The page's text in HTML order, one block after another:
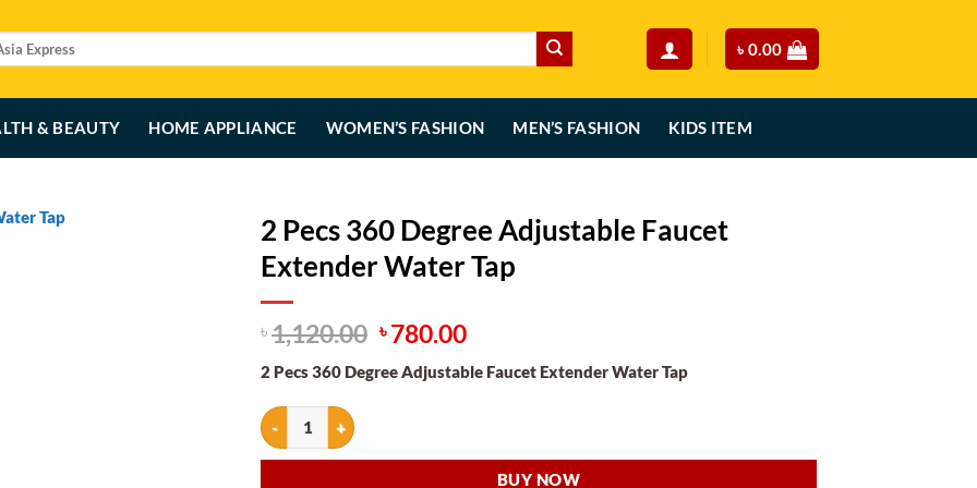
৳ 0.00
& BEAUTY HOME APPLIANCE WOMEN’S FASHION MEN’S FASHION KIDS ITEM
2 Pecs 360 Degree Adjustable Faucet
Extender Water Tap
৳1,120.00 Original
was:
৳780.00Current
is:
2 Pecs 360 Degree Adjustable Faucet Extender Water Tap
2 Pecs 360 Degree Adjustable Faucet Extender Water Tap quantity
BUY NOW